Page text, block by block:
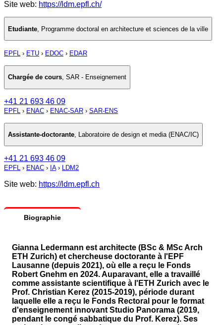
Site web: https://ldm.epfl.ch/
Etudiante Programme doctoral en architecture et sciences de la ville
EPFL › ETU › EDOC › EDAR
Chargée de cours, SAR - Enseignement
+41 21 693 46 09
EPFL › ENAC › ENAC-SAR › SAR-ENS
Assistante-doctorante, Laboratoire de design et media (ENAC/IC)
+41 21 693 46 09
EPFL › ENAC › IA› LDM2
Site web: https://ldm.epfl.ch
Biographie
Gianna Ledermann est architecte (BSc & MSc Arch
ETH Zurich) et chercheuse doctorante à l'EPF
Lausanne (depuis 2021), où elle a reçu le Fonds
Robert Gnehm en 2024. Auparavant, elle a travaillé
comme assistante scientifique à l'ETH Zurich avec le
Prof. Christian Kerez (2015-2019), période durant
laquelle elle a reçu le Fonds Rectoral pour le format
d'enseignement innovant Studio Panorama (2019,
pendant le congé sabbatique du Prof. Kerez). Ses